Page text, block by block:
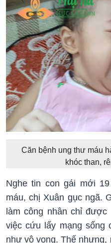
Căn bệnh ung thư máu
khóc than,
Nghe tin con gái mới
máu, chị Xuân gục ngã.
làm công nhân chỉ
việc cứu lấy mạng sống
như vô vọng. Thế